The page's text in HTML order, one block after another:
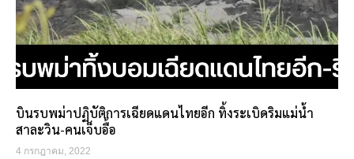
บินรบพม่าปฏิบัติการเฉียดแดนไทยอีก ทิ้งระเบิดริมแม่น้ำ
สาละวิน-คนเจ็บอื้อ
4 กรกฎาคม, 2022